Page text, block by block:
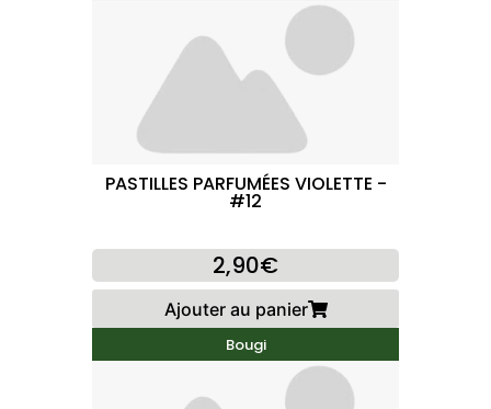
PASTILLES PARFUMÉES VIOLETTE -
#12
2,90€
Ajouter au panier
Bougi